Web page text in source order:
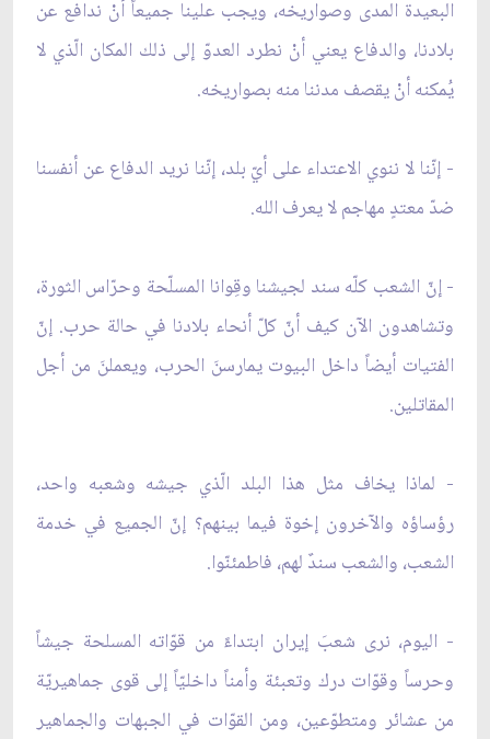
البعيدة المدى وصواريخه، ويجب علينا جميعاً أنْ ندافع عن
بلادنا، والدفاع يعني أنْ نطرد العدوّ إلى ذلك المكان الّذي لا
يُمكنه أنْ يقصف مدننا منه بصواريخه.
- إنّنا لا ننوي الاعتداء على أيّ بلد، إنّنا نريد الدفاع عن أنفسنا
ضدّ معتدٍ مهاجم لا يعرف الله.
- إنّ الشعب كلّه سند لجيشنا وقِوانا المسلّحة وحرّاس الثورة،
وتشاهدون الآن كيف أنّ كلّ أنحاء بلادنا في حالة حرب. إنّ
الفتيات أيضاً داخل البيوت يمارسنَ الحرب، ويعملنَ من أجل
المقاتلين.
- لماذا يخاف مثل هذا البلد الّذي جيشه وشعبه واحد،
رؤساؤه والآخرون إخوة فيما بينهم؟ إنّ الجميع في خدمة
الشعب، والشعب سندٌ لهم، فاطمئنّوا.
- اليوم، نرى شعبَ إيران ابتداءً من قوّاته المسلحة جيشاً
وحرساً وقوّات درك وتعبئة وأمناً داخليّاً إلى قوى جماهيريّة
من عشائر ومتطوّعين، ومن القوّات في الجبهات والجماهير